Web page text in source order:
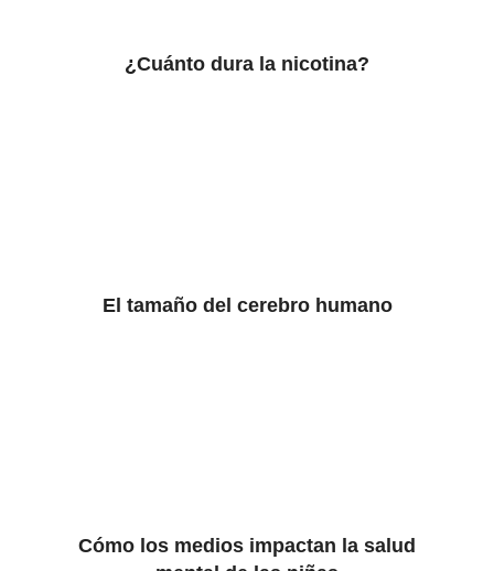
¿Cuánto dura la nicotina?
El tamaño del cerebro humano
Cómo los medios impactan la salud